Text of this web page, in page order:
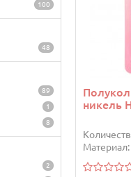
100
48
89
1
8
2
никель
Материал: